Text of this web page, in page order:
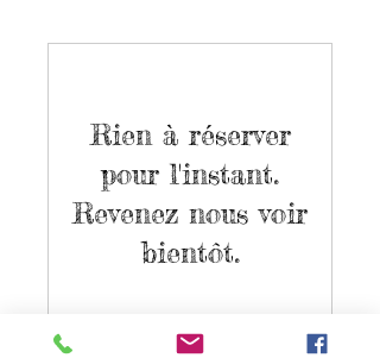
Rien à réserver
pour l'instant.
Revenez nous voir
bientôt.